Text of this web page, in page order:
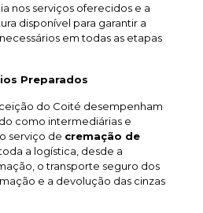
nos serviços oferecidos e a
disponível para garantir a
em todas as etapas
Preparados
do Coité desempenham
como intermediárias e
serviço de cremação de
a logística, desde a
o transporte seguro dos
e a devolução das cinzas